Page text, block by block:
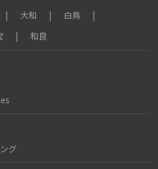
大和
白鳥
和良
グ